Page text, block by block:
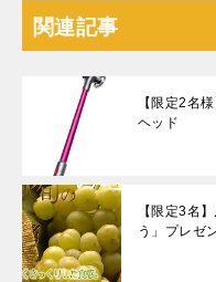
関連記事
【限定2名
ヘッド
【限定3名
う」プレゼ